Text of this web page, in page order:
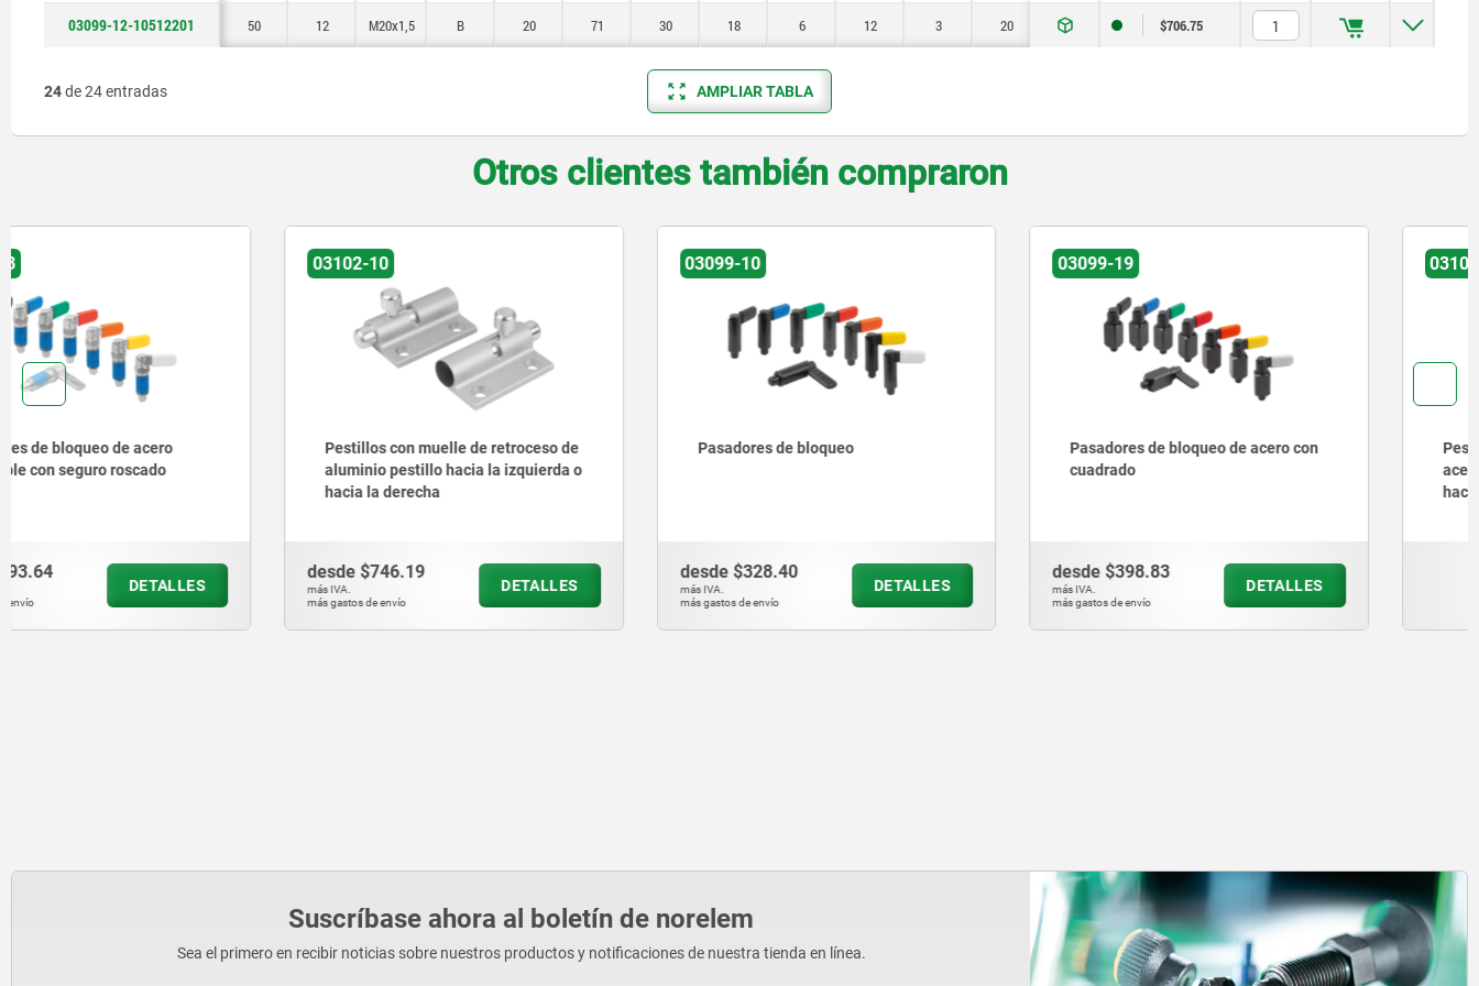
03099-12-10512201 50 12 M20x1,5 B 20 71 30 18 6 12 3 20 30 $706.75
24de 24 entradas AMPLIAR TABLA
Otros clientes también compraron
Pestillos con muelle de retroceso de
aluminio pestillo hacia la izquierda o
desde $746.19
más gastos de envío
Pasadores de bloqueo
desde $328.40
más gastos de envío
Pasadores de bloqueo de acero con
desde $398.83
más gastos de envío
Pestillos con muelle de retroceso de
desde $190.23
más gastos de envío
Suscríbase ahora al boletín de norelem
Sea el primero en recibir noticias sobre nuestros productos y notificaciones de nuestra tienda en línea.